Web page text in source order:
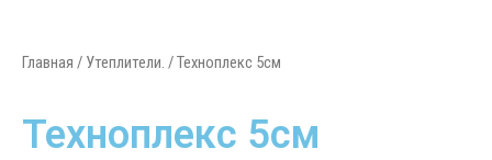
Главная / Утеплители. / Техноплекс 5см
Техноплекс 5см